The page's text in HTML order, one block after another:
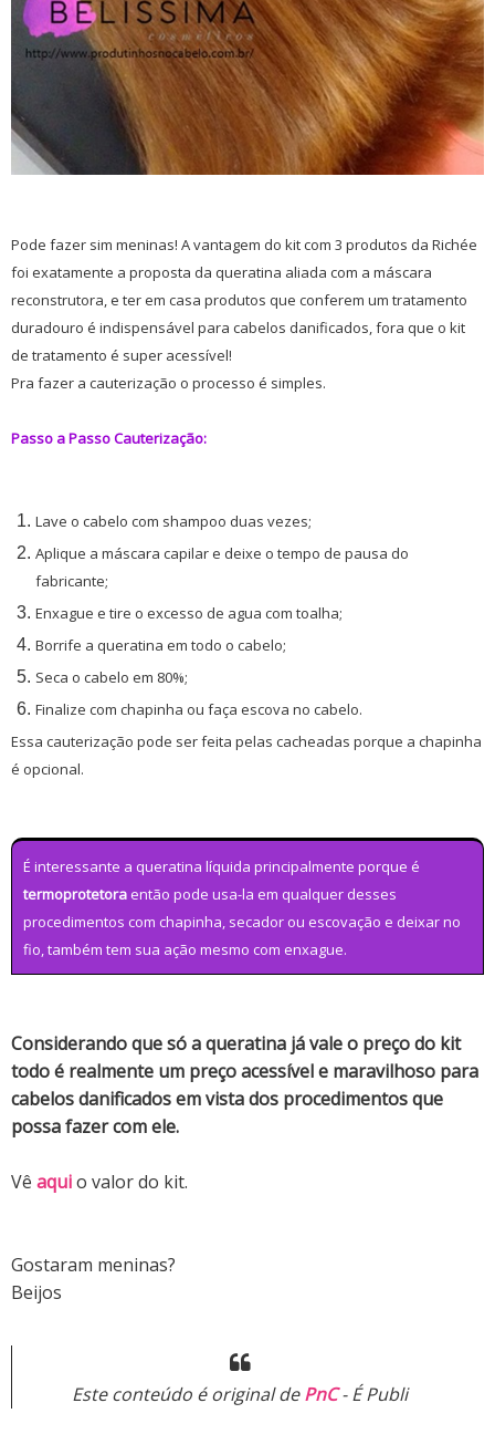
Pode fazer sim meninas! A vantagem do kit com 3 produtos da Richée
foi exatamente a proposta da queratina aliada com a máscara
reconstrutora, e ter em casa produtos que conferem um tratamento
duradouro é indispensável para cabelos danificados, fora que o kit
de tratamento é super acessível!
Pra fazer a cauterização o processo é simples.
Passo a Passo Cauterização:
Lave o cabelo com shampoo duas vezes;
Aplique a máscara capilar e deixe o tempo de pausa do
fabricante;
Enxague e tire o excesso de agua com toalha;
Borrife a queratina em todo o cabelo;
Seca o cabelo em 80%;
Finalize com chapinha ou faça escova no cabelo.
Essa cauterização pode ser feita pelas cacheadas porque a chapinha
é opcional.
É interessante a queratina líquida principalmente porque é
termoprotetora então pode usa-la em qualquer desses
procedimentos com chapinha, secador ou escovação e deixar no
fio, também tem sua ação mesmo com enxague.
Considerando que só a queratina já vale o preço do kit
todo é realmente um preço acessível e maravilhoso para
cabelos danificados em vista dos procedimentos que
possa fazer com ele.
Vê aquio valor do kit.
Gostaram meninas?
Beijos
Este conteúdo é original dePnC- É Publi